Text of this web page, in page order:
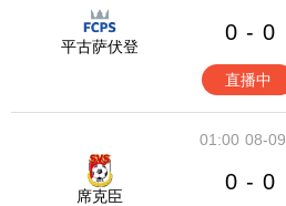
平古萨伏登
0 - 0
直播中
08-09
01:00
席克臣
0 - 0